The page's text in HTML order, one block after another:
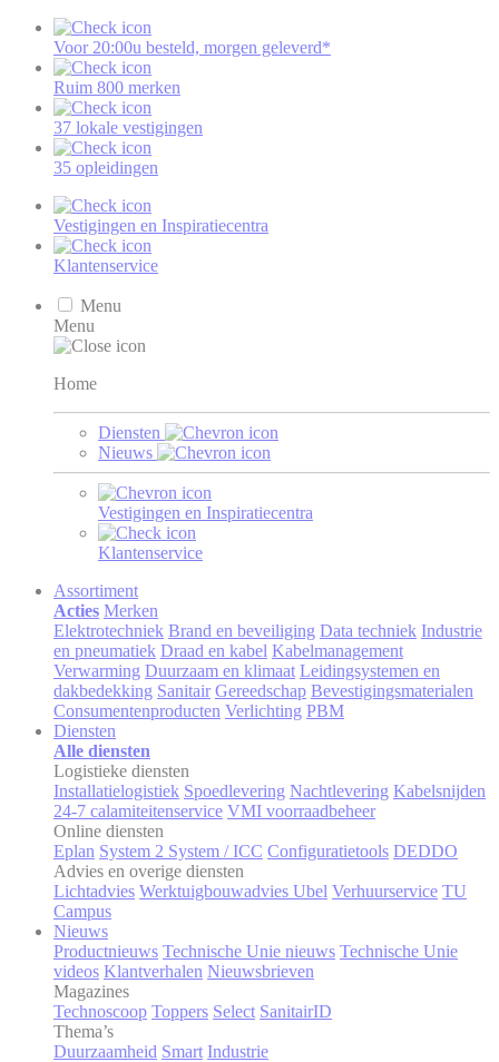
Voor 20:00u besteld, morgen geleverd*
Ruim 800 merken
37 lokale vestigingen
35 opleidingen
Vestigingen en Inspiratiecentra
Klantenservice
Menu
Menu
Home
Diensten
Nieuws
Vestigingen en Inspiratiecentra
Klantenservice
Assortiment
Acties Merken
Elektrotechniek Brand en beveiliging Data techniek Industrie
en pneumatiek Draad en kabel Kabelmanagement
Verwarming Duurzaam en klimaat Leidingsystemen en
dakbedekking Sanitair Gereedschap Bevestigingsmaterialen
Consumentenproducten Verlichting PBM
Diensten
Alle diensten
Logistieke diensten
Installatielogistiek Spoedlevering Nachtlevering Kabelsnijden
24-7 calamiteitenservice VMI voorraadbeheer
Online diensten
Eplan System 2 System / ICC Configuratietools DEDDO
Advies en overige diensten
Lichtadvies Werktuigbouwadvies Ubel Verhuurservice TU
Campus
Nieuws
Productnieuws Technische Unie nieuws Technische Unie
videos Klantverhalen Nieuwsbrieven
Magazines
Technoscoop Toppers Select SanitairID
Thema’s
Duurzaamheid Smart Industrie